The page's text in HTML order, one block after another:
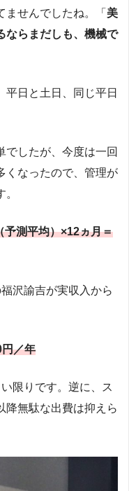
せんでしたね。「 美
ならまだしも、機械で
平日と土日、同じ平日
でしたが、今度は一回
くなったので、管理が
測平均）×12ヵ月＝
沢諭吉が実収入から
／年
限りです。逆に、ス
降無駄な出費は抑えら